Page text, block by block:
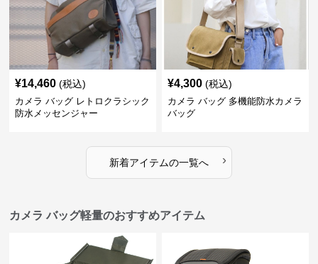
¥14,460 (税込)
カメラ バッグ レトロクラシック
防水メッセンジャー
¥4,300 (税込)
カメラ バッグ 多機能防水カメラ
バッグ
新着アイテムの一覧へ ›
カメラ バッグ軽量のおすすめアイテム